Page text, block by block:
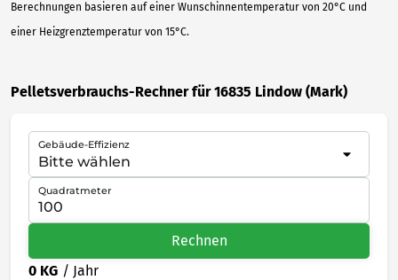
Berechnungen basieren auf einer Wunschinnentemperatur von 20°C und
einer Heizgrenztemperatur von 15°C.
Pelletsverbrauchs-Rechner für 16835 Lindow (Mark)
Gebäude-Effizienz
Quadratmeter
Rechnen
0 KG / Jahr